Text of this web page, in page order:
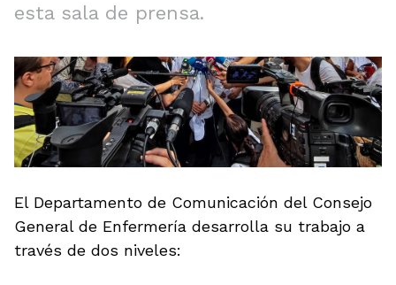
esta sala de prensa.
El Departamento de Comunicación del Consejo
General de Enfermería desarrolla su trabajo a
través de dos niveles: